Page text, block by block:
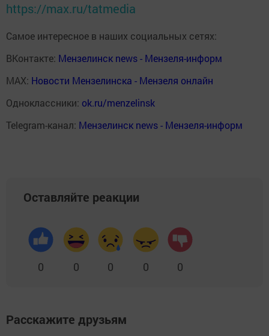
https://max.ru/tatmedia
Самое интересное в наших социальных сетях:
ВКонтакте: Мензелинск news - Мензеля-информ
MAX: Новости Мензелинска - Мензеля онлайн
Одноклассники: ok.ru/menzelinsk
Telegram-канал: Мензелинск news - Мензеля-информ
Оставляйте реакции
0 0 0 0 0
Расскажите друзьям